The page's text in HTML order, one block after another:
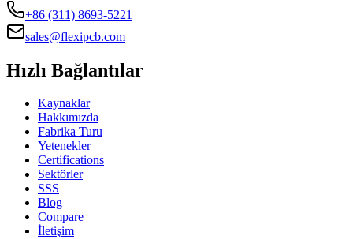
+86 (311) 8693-5221
sales@flexipcb.com
Hızlı Bağlantılar
Kaynaklar
Hakkımızda
Fabrika Turu
Yetenekler
Certifications
Sektörler
SSS
Blog
Compare
İletişim